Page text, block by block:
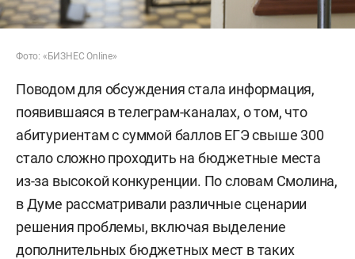
Фото: «БИЗНЕС Online»
Поводом для обсуждения стала информация,
появившаяся в телеграм-каналах, о том, что
абитуриентам с суммой баллов ЕГЭ свыше 300
стало сложно проходить на бюджетные места
из-за высокой конкуренции. По словам Смолина,
в Думе рассматривали различные сценарии
решения проблемы, включая выделение
дополнительных бюджетных мест в таких